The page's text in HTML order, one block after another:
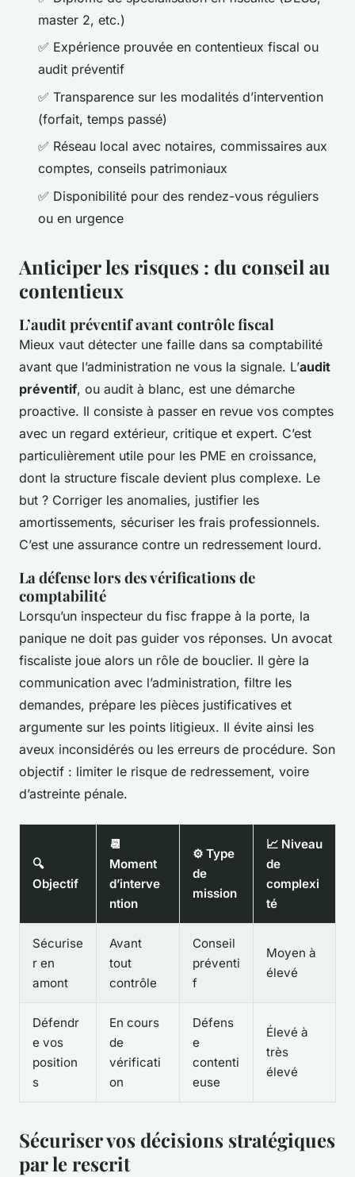
master 2, etc.)
✅ Expérience prouvée en contentieux fiscal ou
audit préventif
✅ Transparence sur les modalités d’intervention
(forfait, temps passé)
✅ Réseau local avec notaires, commissaires aux
comptes, conseils patrimoniaux
✅ Disponibilité pour des rendez-vous réguliers
ou en urgence
Anticiper les risques : du conseil au
contentieux
L’audit préventif avant contrôle fiscal
Mieux vaut détecter une faille dans sa comptabilité
avant que l’administration ne vous la signale. L’audit
préventif, ou audit à blanc, est une démarche
proactive. Il consiste à passer en revue vos comptes
avec un regard extérieur, critique et expert. C’est
particulièrement utile pour les PME en croissance,
dont la structure fiscale devient plus complexe. Le
but ? Corriger les anomalies, justifier les
amortissements, sécuriser les frais professionnels.
C’est une assurance contre un redressement lourd.
La défense lors des vérifications de
comptabilité
Lorsqu’un inspecteur du fisc frappe à la porte, la
panique ne doit pas guider vos réponses. Un avocat
fiscaliste joue alors un rôle de bouclier. Il gère la
communication avec l’administration, filtre les
demandes, prépare les pièces justificatives et
argumente sur les points litigieux. Il évite ainsi les
aveux inconsidérés ou les erreurs de procédure. Son
objectif : limiter le risque de redressement, voire
d’astreinte pénale.
🔍
Objectif
📆
Moment
d’interve
ntion
⚙️ Type
de
mission
📈 Niveau
de
complexi
té
Sécurise
r en
amont
Avant
tout
contrôle
Conseil
préventi
f
Moyen à
élevé
Défendr
e vos
position
s
En cours
de
vérificati
on
Défens
e
contenti
euse
Élevé à
très
élevé
Sécuriser vos décisions stratégiques
par le rescrit